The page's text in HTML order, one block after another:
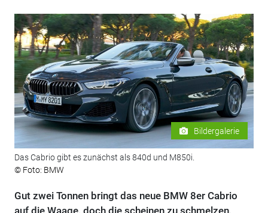
Bildergalerie
Das Cabrio gibt es zunächst als 840d und M850i.
© Foto: BMW
Gut zwei Tonnen bringt das neue BMW 8er Cabrio